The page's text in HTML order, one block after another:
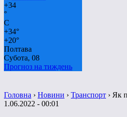
+34
°
C
+34°
+20°
Полтава
Субота, 08
Прогноз на тиждень
Головна › Новини › Транспорт › Як
1.06.2022 - 00:01